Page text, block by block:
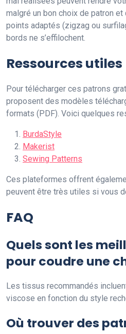
malgré un bon choix de patron
points adaptés (zigzag ou
bords ne s’effilochent.
Ressources utiles
Pour télécharger ces patrons
proposent des modèles
formats (PDF). Voici quelques
BurdaStyle
Makerist
Sewing Patterns
Ces plateformes offrent
peuvent être très utiles si vous
FAQ
Quels sont les
pour coudre une
Les tissus recommandés
viscose en fonction du style
Où trouver des